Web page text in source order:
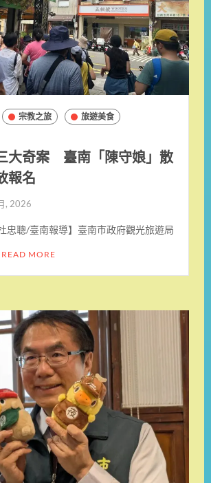
宗教之旅
旅遊美食
大奇案 臺南「陳守娘」散
報名
, 2026
忠聰/臺南報導】臺南市政府觀光旅遊局
READ MORE